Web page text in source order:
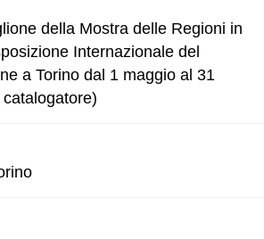
della Mostra delle Regioni in
Internazionale del
a Torino dal 1 maggio al 31